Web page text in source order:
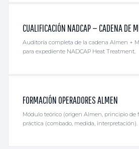
CUALIFICACIÓN NADCAP — CADENA DE
Auditoría completa de la cadena Almen +
para expediente NADCAP Heat Treatment.
FORMACIÓN OPERADORES ALMEN
Módulo teórico (origen Almen, principio de
práctica (combado, medida, interpretación).